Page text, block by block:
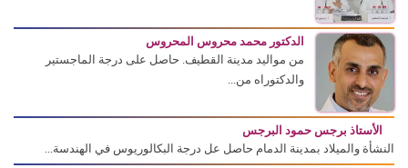
الدكتور محمد محروس المحروس
من مواليد مدينة القطيف. حاصل على درجة الماجستير
والدكتوراه من...
الأستاذ برجس حمود البرجس
النشأة والميلاد بمدينة الدمام حاصل عل درجة البكالوريوس في الهندسة...